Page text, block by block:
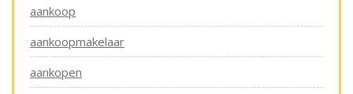
aankoop
aankoopmakelaar
aankopen